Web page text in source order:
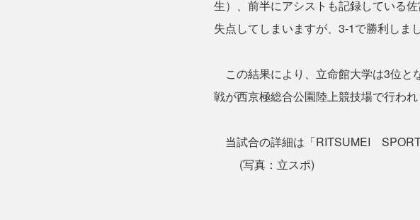
生）、前半にアシストも記録している
失点してしまいますが、3-1で勝利しまし
この結果により、立命館大学は3位と
戦が西京極総合公園陸上競技場で行わ
当試合の詳細は「RITSUMEI
(写真：立スポ)